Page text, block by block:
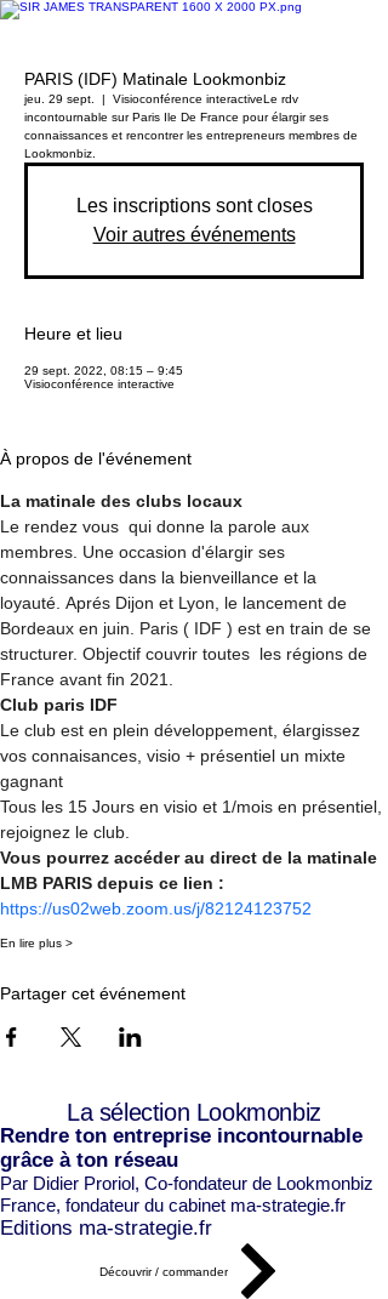
PARIS (IDF) Matinale Lookmonbiz
jeu. 29 sept.
  |
Visioconférence interactiveLe rdv
incontournable sur Paris Ile De France pour élargir ses
connaissances et rencontrer les entrepreneurs membres de
Lookmonbiz.
Les inscriptions sont closes
Voir autres événements
Heure et lieu
29 sept. 2022, 08:15 – 9:45
Visioconférence interactive
À propos de l'événement
La matinale des clubs locaux
Le rendez vous  qui donne la parole aux
membres. Une occasion d'élargir ses
connaissances dans la bienveillance et la
loyauté. Aprés Dijon et Lyon, le lancement de
Bordeaux en juin. Paris ( IDF ) est en train de se
structurer. Objectif couvrir toutes  les régions de
France avant fin 2021.
Club paris IDF
Le club est en plein développement, élargissez
vos connaisances, visio + présentiel un mixte
gagnant
Tous les 15 Jours en visio et 1/mois en présentiel,
rejoignez le club.
Vous pourrez accéder au direct de la matinale
LMB PARIS depuis ce lien :
https://us02web.zoom.us/j/82124123752
En lire plus >
Partager cet événement
La sélection Lookmonbiz
Rendre ton entreprise incontournable
grâce à ton réseau
Par Didier Proriol, Co-fondateur de Lookmonbiz
France, fondateur du cabinet ma-strategie.fr
Editions ma-strategie.fr
Découvrir / commander